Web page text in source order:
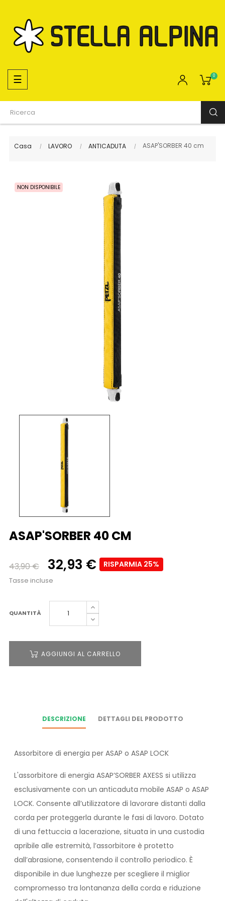
navigazione
Toggle
☰ 0
Casa LAVORO ANTICADUTA ASAP'SORBER 40 cm
NON DISPONIBILE
ASAP'SORBER 40 CM
43,90 € 32,93 € RISPARMIA 25%
Tasse incluse
QUANTITÀ
AGGIUNGI AL CARRELLO
DESCRIZIONE DETTAGLI DEL PRODOTTO
Assorbitore di energia per ASAP o ASAP LOCK
L'assorbitore di energia ASAP’SORBER AXESS si utilizza
esclusivamente con un anticaduta mobile ASAP o ASAP
LOCK. Consente all’utilizzatore di lavorare distanti dalla
corda per proteggerla durante le fasi di lavoro. Dotato
di una fettuccia a lacerazione, situata in una custodia
apribile alle estremità, l’assorbitore è protetto
dall’abrasione, consentendo il controllo periodico. È
disponibile in due lunghezze per scegliere il miglior
compromesso tra lontananza della corda e riduzione